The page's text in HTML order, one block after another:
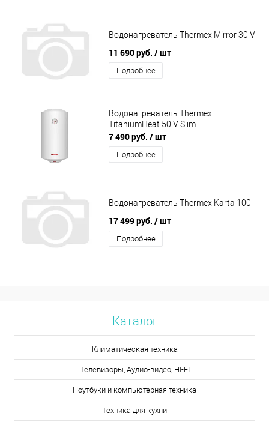
Водонагреватель Thermex Mirror 30 V
11 690 руб. / шт
Подробнее
Водонагреватель Thermex
TitaniumHeat 50 V Slim
7 490 руб. / шт
Подробнее
Водонагреватель Thermex Karta 100
17 499 руб. / шт
Подробнее
Каталог
Климатическая техника
Телевизоры, Аудио-видео, HI-FI
Ноутбуки и компьютерная техника
Техника для кухни